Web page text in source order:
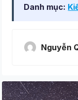
Danh mục:
Nguyễn